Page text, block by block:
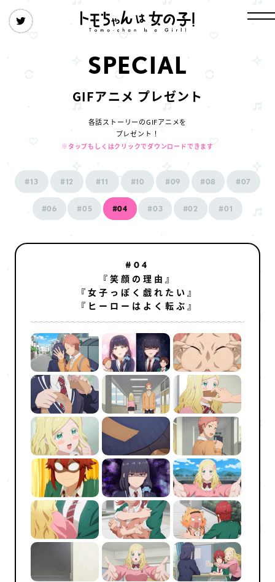
SPECIAL
GIFアニメ プレゼント
各話ストーリーのGIFアニメを
プレゼント！
※タップもしくはクリックでダウンロードできます
#13 #12 #11 #10 #09 #08 #07
#06 #05 #04 #03 #02 #01
#04
『笑顔の理由』
『女子っぽく戯れたい』
『ヒーローはよく転ぶ』